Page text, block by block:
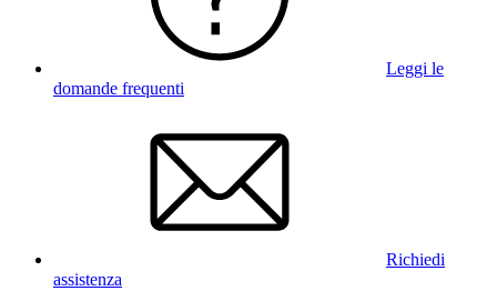
Leggi le
domande frequenti
Richiedi
assistenza